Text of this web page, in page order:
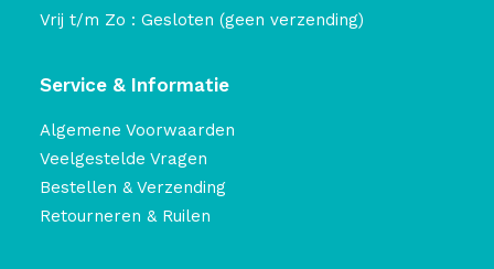
Vrij t/m Zo : Gesloten (geen verzending)
Service & Informatie
Algemene Voorwaarden
Veelgestelde Vragen
Bestellen & Verzending
Retourneren & Ruilen